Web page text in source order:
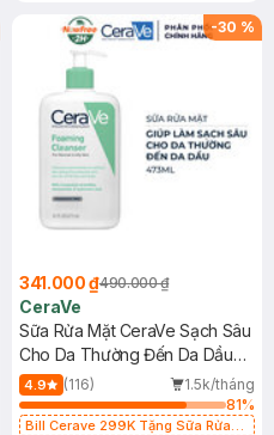
-30 %
341.000 ₫490.000 ₫
CeraVe
Sữa Rửa Mặt CeraVe Sạch Sâu
Cho Da Thường Đến Da Dầu
473ml
4.9 (116)
1.5k/tháng
81%
Bill Cerave 299K Tặng Sữa Rửa